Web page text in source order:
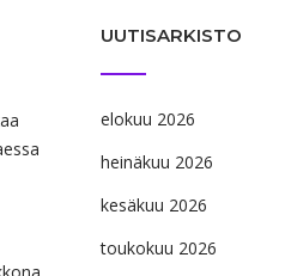
UUTISARKISTO
elokuu 2026
heinäkuu 2026
kesäkuu 2026
toukokuu 2026